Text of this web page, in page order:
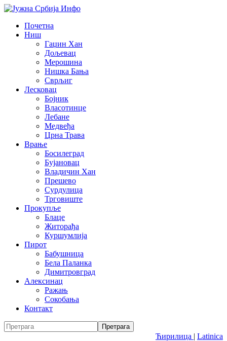
Почетна
Ниш
Гаџин Хан
Дољевац
Мерошина
Нишка Бања
Сврљиг
Лесковац
Бојник
Власотинце
Лебане
Медвеђа
Црна Трава
Врање
Босилеград
Бујановац
Владичин Хан
Прешево
Сурдулица
Трговиште
Прокупље
Блаце
Житорађа
Куршумлија
Пирот
Бабушница
Бела Паланка
Димитровград
Алексинац
Ражањ
Сокобања
Контакт
Ћирилица | Latinica